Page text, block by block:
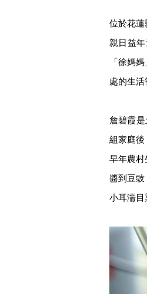
位於花
親日益
「徐媽
處的生活
詹碧霞
組家庭後
早年農
醬到豆
小耳濡目